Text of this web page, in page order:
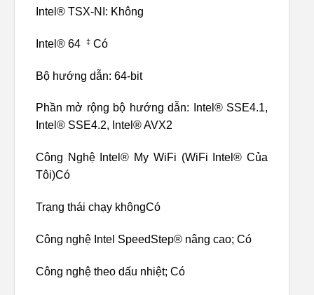
Intel® TSX-NI: Không
Intel® 64 ‡ Có
Bộ hướng dẫn: 64-bit
Phần mở rộng bộ hướng dẫn: Intel® SSE4.1,
Intel® SSE4.2, Intel® AVX2
Công Nghệ Intel® My WiFi (WiFi Intel® Của
Tôi)Có
Trạng thái chạy khôngCó
Công nghệ Intel SpeedStep® nâng cao; Có
Công nghệ theo dấu nhiệt; Có